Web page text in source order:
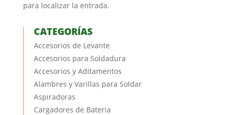
para localizar la entrada.
CATEGORÍAS
Accesorios de Levante
Accesorios para Soldadura
Accesorios y Aditamentos
Alambres y Varillas para Soldar
Aspiradoras
Cargadores de Bateria